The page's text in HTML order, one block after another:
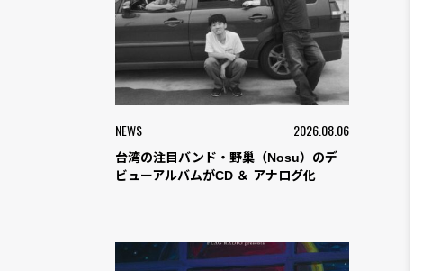
NEWS 2026.08.06
台湾の注目バンド・野巢（Nosu）のデ
ビューアルバムがCD ＆ アナログ化